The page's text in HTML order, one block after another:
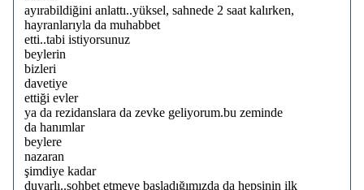
ayırabildiğini anlattı..yüksel, sahnede 2 saat kalırken,
hayranlarıyla da muhabbet
etti..tabi istiyorsunuz
beylerin
bizleri
davetiye
ettiği evler
ya da rezidanslara da zevke geliyorum.bu zeminde
da hanımlar
beylere
nazaran
şimdiye kadar
duyarlı..sohbet etmeye başladığımızda da hepsinin ilk